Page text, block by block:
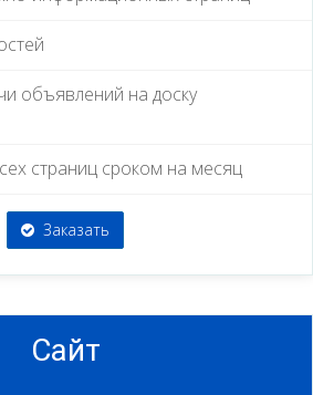
объявлений на доску
страниц сроком на месяц
Заказать
Сайт